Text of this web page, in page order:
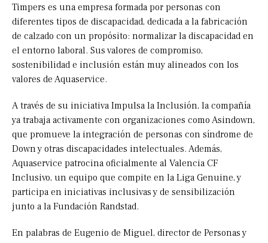
Timpers es una empresa formada por personas con
diferentes tipos de discapacidad, dedicada a la fabricación
de calzado con un propósito: normalizar la discapacidad en
el entorno laboral. Sus valores de compromiso,
sostenibilidad e inclusión están muy alineados con los
valores de Aquaservice.
A través de su iniciativa Impulsa la Inclusión, la compañía
ya trabaja activamente con organizaciones como Asindown,
que promueve la integración de personas con síndrome de
Down y otras discapacidades intelectuales. Además,
Aquaservice patrocina oficialmente al Valencia CF
Inclusivo, un equipo que compite en la Liga Genuine, y
participa en iniciativas inclusivas y de sensibilización
junto a la Fundación Randstad.
En palabras de Eugenio de Miguel, director de Personas y